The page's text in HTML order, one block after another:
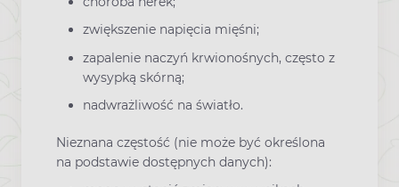
zwiększenie napięcia mięśni;
zapalenie naczyń krwionośnych, często z
wysypką skórną;
nadwrażliwość na światło.
Nieznana częstość (nie może być określona
na podstawie dostępnych danych):